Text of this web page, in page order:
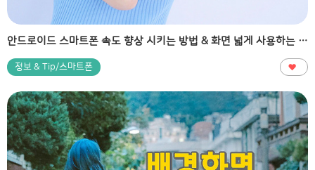
안드로이드 스마트폰 속도 향상 시키는 방법 & 화면 넓게 사용하는 방법
정보 & Tip/스마트폰